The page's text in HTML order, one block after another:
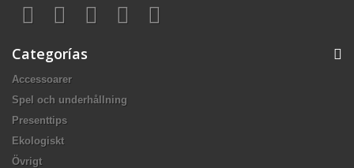
Categorías
Accessoarer
Spel och underhållning
Presenttips
Ekologiskt
Övrigt